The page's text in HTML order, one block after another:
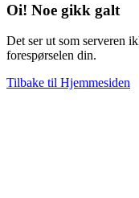
Oi! Noe gikk galt
Det ser ut som serveren
forespørselen din.
Tilbake til Hjemmesiden